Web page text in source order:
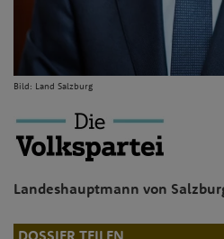
Bild: Land Salzburg
Landeshauptmann von